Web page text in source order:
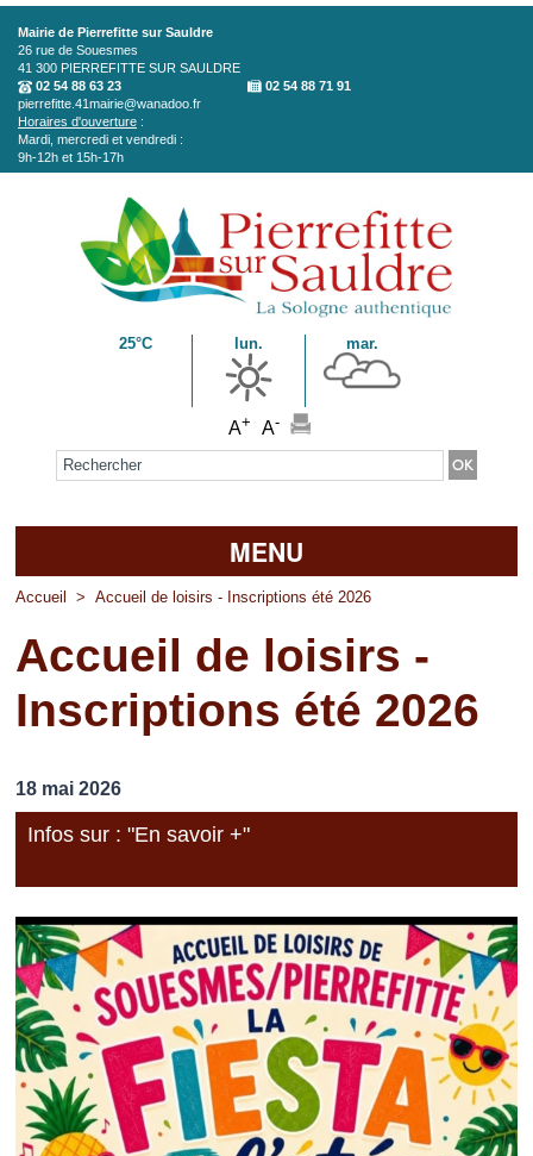
Aller au contenu principal
Mairie de Pierrefitte sur Sauldre
26 rue de Souesmes
41 300 PIERREFITTE SUR SAULDRE
02 54 88 63 23
02 54 88 71 91
pierrefitte.41mairie@wanadoo.fr
Horaires d'ouverture :
Mardi, mercredi et vendredi :
9h-12h et 15h-17h
25°C lun. mar.
A+ A-
Formulaire de recherche
MENU
Accueil
La mairie
Découvrir Pierrefitte
Vos professionnels
Accueil > Accueil de loisirs - Inscriptions été 2026
Accueil de loisirs -
Inscriptions été 2026
18 mai 2026
Infos sur : "En savoir +"